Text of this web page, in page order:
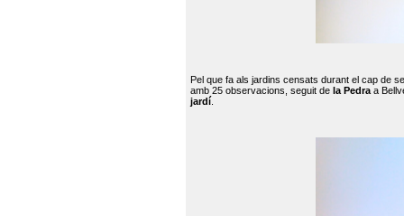
Pel que fa als jardins censats durant el cap de
amb 25 observacions, seguit de la Pedra a
jardí